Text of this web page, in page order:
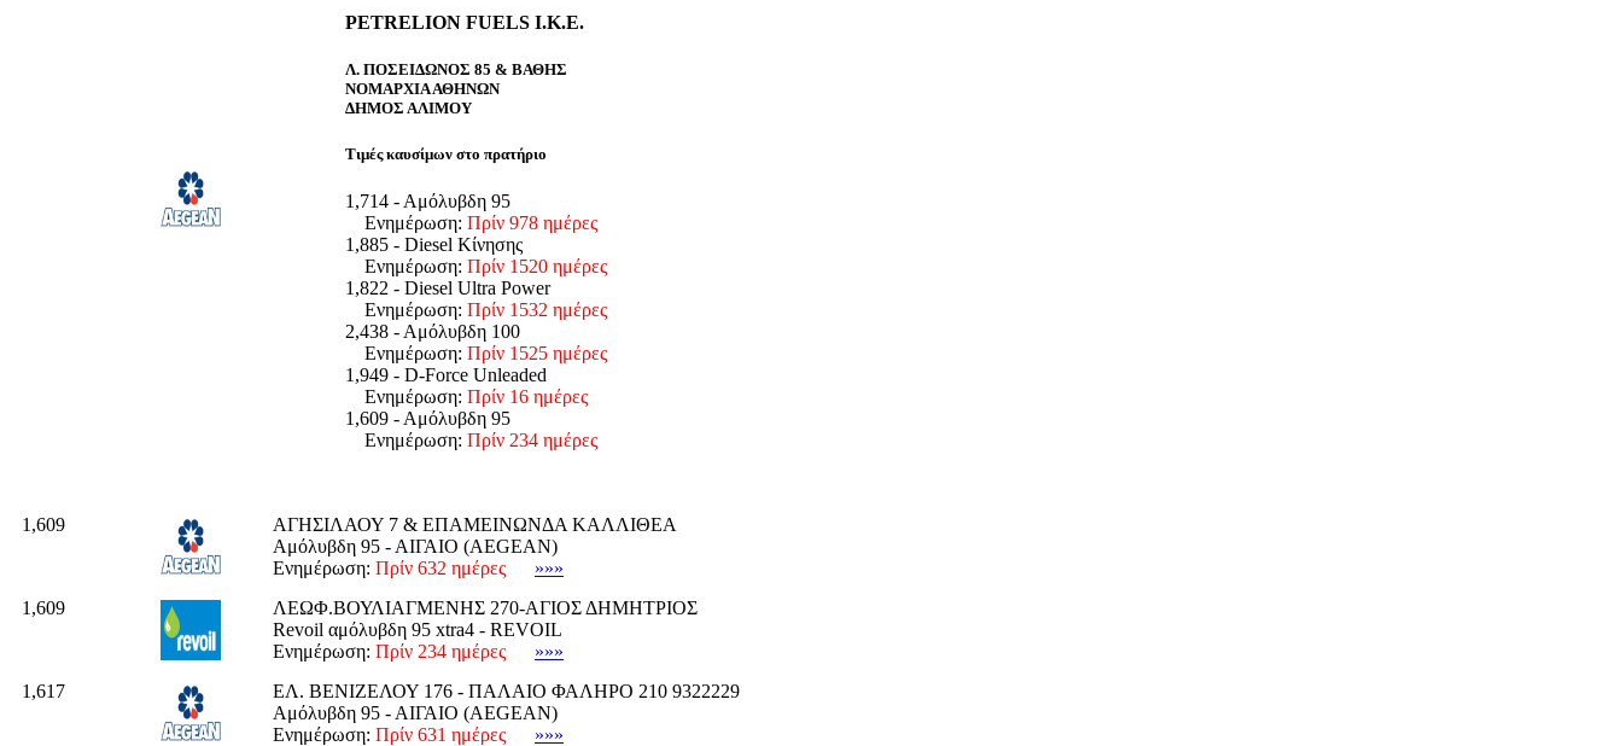
PETRELION FUELS I.K.E.
Λ. ΠΟΣΕΙΔΩΝΟΣ 85 & ΒΑΘΗΣ
ΝΟΜΑΡΧΙΑ ΑΘΗΝΩΝ
ΔΗΜΟΣ ΑΛΙΜΟΥ
Τιμές καυσίμων στο πρατήριο
1,714 - Αμόλυβδη 95
Ενημέρωση: Πρίν 978 ημέρες
1,885 - Diesel Κίνησης
Ενημέρωση: Πρίν 1520 ημέρες
1,822 - Diesel Ultra Power
Ενημέρωση: Πρίν 1532 ημέρες
2,438 - Αμόλυβδη 100
Ενημέρωση: Πρίν 1525 ημέρες
1,949 - D-Force Unleaded
Ενημέρωση: Πρίν 16 ημέρες
1,609 - Αμόλυβδη 95
Ενημέρωση: Πρίν 234 ημέρες
1,609
ΑΓΗΣΙΛΑΟΥ 7 & ΕΠΑΜΕΙΝΩΝΔΑ ΚΑΛΛΙΘΕΑ
Αμόλυβδη 95 - ΑΙΓΑΙΟ (AEGEAN)
Ενημέρωση: Πρίν 632 ημέρες
»»»
1,609
ΛΕΩΦ.ΒΟΥΛΙΑΓΜΕΝΗΣ 270-ΑΓΙΟΣ ΔΗΜΗΤΡΙΟΣ
Revoil αμόλυβδη 95 xtra4 - REVOIL
Ενημέρωση: Πρίν 234 ημέρες
»»»
1,617
ΕΛ. ΒΕΝΙΖΕΛΟΥ 176 - ΠΑΛΑΙΟ ΦΑΛΗΡΟ 210 9322229
Αμόλυβδη 95 - ΑΙΓΑΙΟ (AEGEAN)
Ενημέρωση: Πρίν 631 ημέρες
»»»